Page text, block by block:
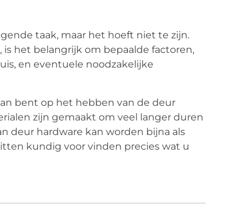
taak, maar het hoeft niet te zijn.
het belangrijk om bepaalde factoren,
en eventuele noodzakelijke
bent op het hebben van de deur
zijn gemaakt om veel langer duren
deur hardware kan worden bijna als
kundig voor vinden precies wat u